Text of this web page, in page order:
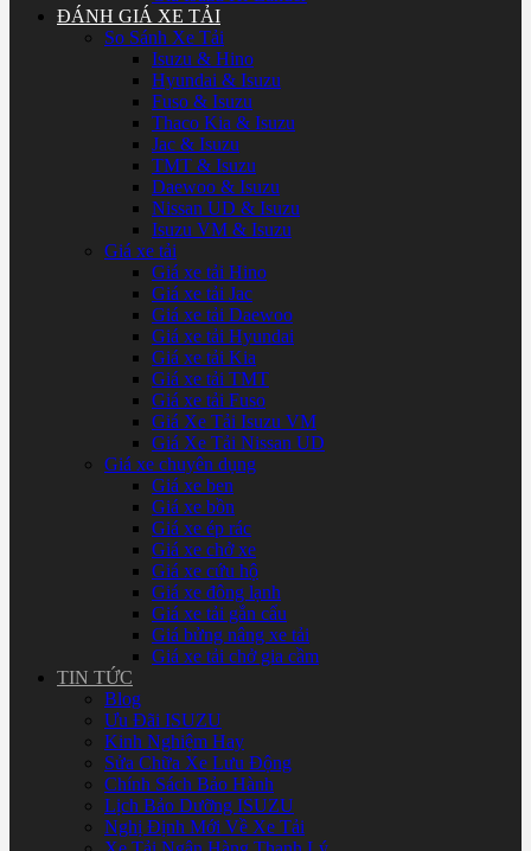
ĐÁNH GIÁ XE TẢI
So Sánh Xe Tải
Isuzu & Hino
Hyundai & Isuzu
Fuso & Isuzu
Thaco Kia & Isuzu
Jac & Isuzu
TMT & Isuzu
Daewoo & Isuzu
Nissan UD & Isuzu
Isuzu VM & Isuzu
Giá xe tải
Giá xe tải Hino
Giá xe tải Jac
Giá xe tải Daewoo
Giá xe tải Hyundai
Giá xe tải Kia
Giá xe tải TMT
Giá xe tải Fuso
Giá Xe Tải Isuzu VM
Giá Xe Tải Nissan UD
Giá xe chuyên dụng
Giá xe ben
Giá xe bồn
Giá xe ép rác
Giá xe chở xe
Giá xe cứu hộ
Giá xe đông lạnh
Giá xe tải gắn cẩu
Giá bửng nâng xe tải
Giá xe tải chở gia cầm
TIN TỨC
Blog
Ưu Đãi ISUZU
Kinh Nghiệm Hay
Sửa Chữa Xe Lưu Động
Chính Sách Bảo Hành
Lịch Bảo Dưỡng ISUZU
Nghị Định Mới Về Xe Tải